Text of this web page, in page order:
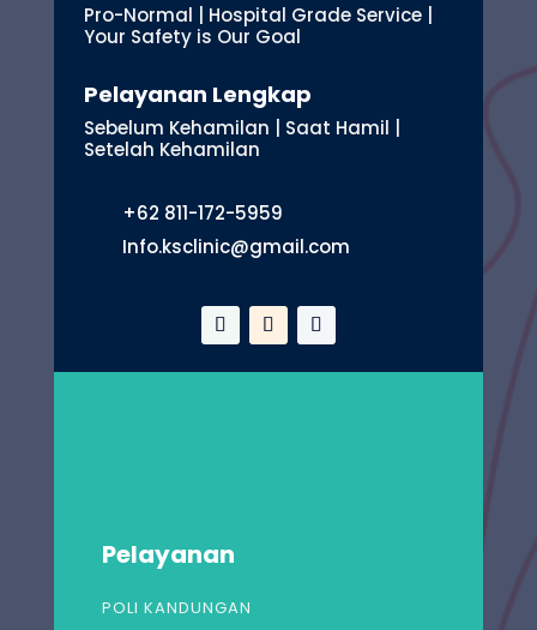
Pro-Normal | Hospital Grade Service |
Your Safety is Our Goal
Pelayanan Lengkap
Sebelum Kehamilan | Saat Hamil |
Setelah Kehamilan
+62 811-172-5959
Info.ksclinic@gmail.com
Pelayanan
POLI KANDUNGAN